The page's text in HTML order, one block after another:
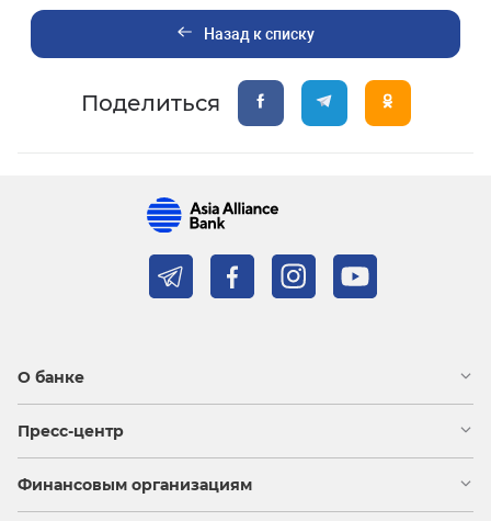
Назад к списку
Поделиться
О банке
Пресс-центр
Финансовым организациям